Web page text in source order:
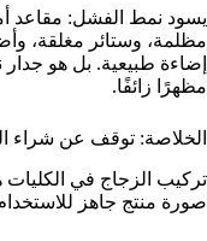
يسود نمط الفشل: مقاعد
مظلمة، وستائر مغلقة،
إضاءة طبيعية. بل هو جدار
مظهرًا زائفًا.
الخلاصة: توقف عن شراء
صورة منتج جاهز